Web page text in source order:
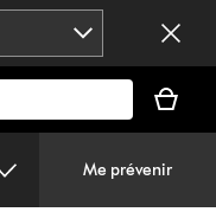
panier
est
Me prévenir